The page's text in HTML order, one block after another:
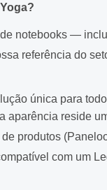
notebooks —
referência do
única para
aparência reside
produtos
com um